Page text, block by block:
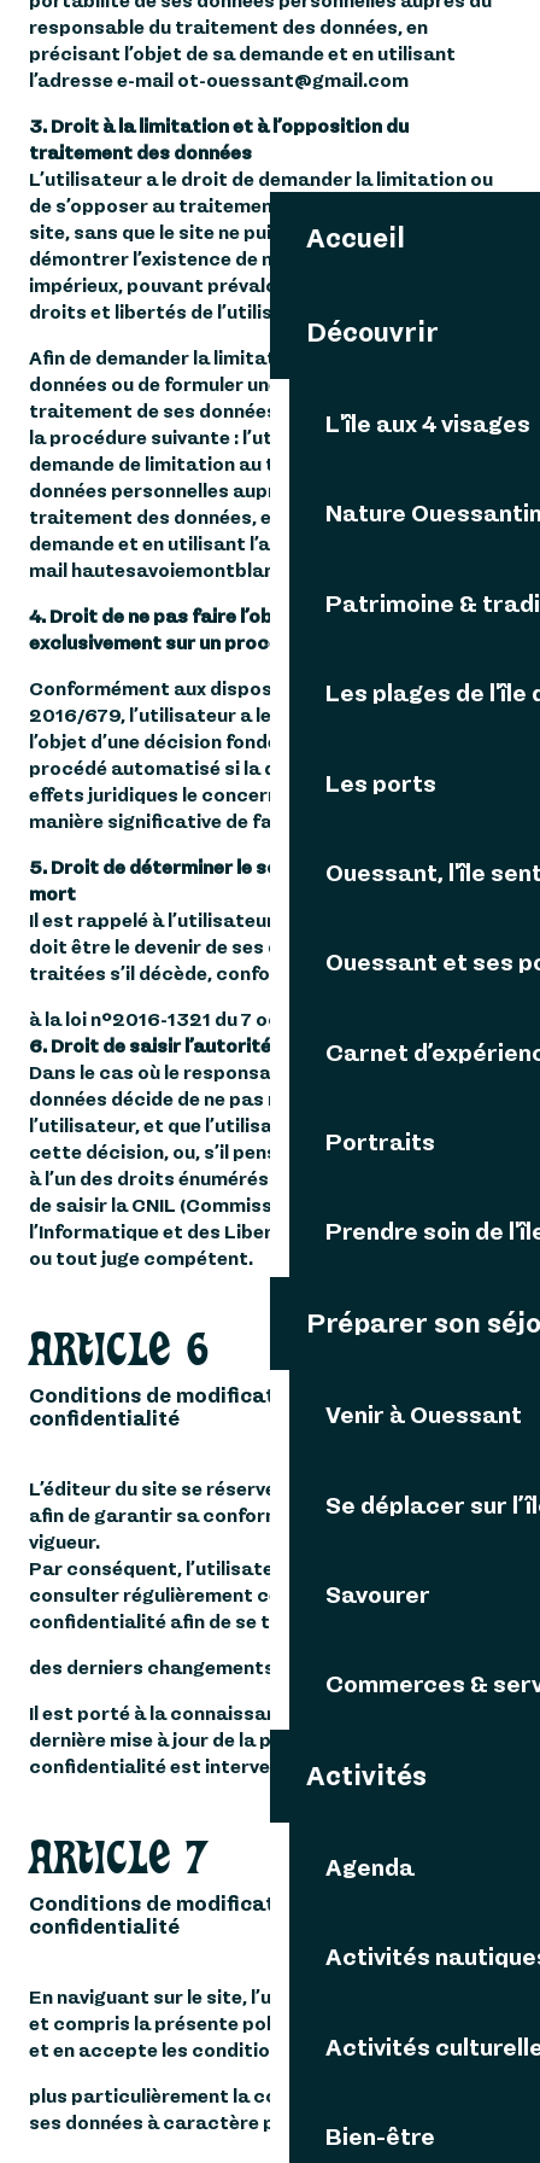
Accueil
Découvrir
L'île aux 4 visages
Nature
Patrimoine &
Les plages de l'île
Les ports
Ouessant, l'île
Ouessant et ses
Carnet
Portraits
Prendre soin de
Préparer son
Venir à Ouessant
Se déplacer sur
Savourer
Commerces &
Activités
Agenda
Activités
Activités
Bien-être
responsable du traitement des données, en
précisant l’objet de sa demande et en utilisant
l’adresse e-mail ot-ouessant@gmail.com
3. Droit à la limitation et à l’opposition du
traitement des données
L’utilisateur a le droit de demander la limitation ou
de s’opposer au traitement de ses données par le
site, sans que le site ne puisse refuser, sauf à
démontrer l’existence de motifs légitimes et
impérieux, pouvant prévaloir sur les intérêts et les
droits et libertés de l’utilisateur.
Afin de demander la limitation du traitement de ses
données ou de formuler une opposition au
traitement de ses données, l’utilisateur doit suivre
la procédure suivante : l’utilisateur doit faire une
demande de limitation au traitement de ses
données personnelles auprès du responsable du
traitement des données, en précisant l’objet de sa
demande et en utilisant l’adresse e-
mail hautesavoiemontblanc@gmail.com
4. Droit de ne pas faire l’objet d’une décision fondée
exclusivement sur un procédé automatisé
Conformément aux dispositions du règlement
2016/679, l’utilisateur a le droit de ne pas faire
l’objet d’une décision fondée exclusivement sur un
procédé automatisé si la décision produit des
effets juridiques le concernant, ou l’affecte de
manière significative de façon similaire.
5. Droit de déterminer le sort des données après la
mort
Il est rappelé à l’utilisateur qu’il peut organiser quel
doit être le devenir de ses données collectées et
traitées s’il décède, conformément
à la loi n°2016-1321 du 7 octobre 2016.
6. Droit de saisir l’autorité de contrôle compétente
Dans le cas où le responsable du traitement des
données décide de ne pas répondre à la demande de
l’utilisateur, et que l’utilisateur souhaite contester
cette décision, ou, s’il pense qu’il est porté atteinte
à l’un des droits énumérés ci-dessus, il est en droit
de saisir la CNIL (Commission Nationale de
l’Informatique et des Libertés, https://www.cnil.fr)
ou tout juge compétent.
ARTICLE 6
Conditions de modification de la politique de
confidentialité
L’éditeur du site se réserve le droit de la modifier
afin de garantir sa conformité avec le droit en
vigueur.
Par conséquent, l’utilisateur est invité à venir
consulter régulièrement cette politique de
confidentialité afin de se tenir informé
des derniers changements qui lui seront apportés.
​Il est porté à la connaissance de l’utilisateur que la
dernière mise à jour de la présente politique de
confidentialité est intervenue le : 12/08/2025.
ARTICLE 7
Conditions de modification de la politique de
confidentialité
En naviguant sur le site, l’utilisateur atteste avoir lu
et compris la présente politique de confidentialité
et en accepte les conditions, en ce qui concerne
plus particulièrement la collecte et le traitement de
ses données à caractère personnel.